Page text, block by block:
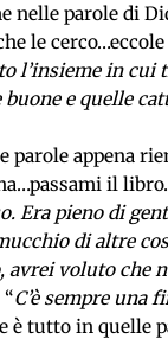
nelle parole di
le cerco…eccole
l’insieme in cui
buone e quelle
parole appena
il
Era pieno di
di altre
avrei voluto che
C’è sempre una
è tutto in quelle